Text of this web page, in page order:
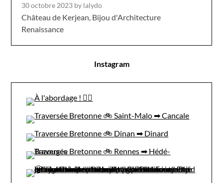
30 octobre 2023 by lalydo
Château de Kerjean, Bijou d'Architecture
Renaissance
Instagram